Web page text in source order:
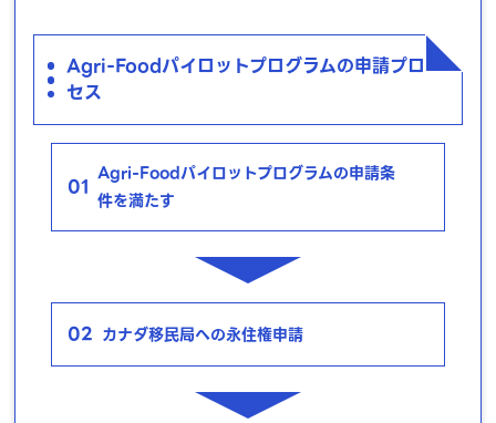
Agri-Foodパイロットプログラムの申請プロ
セス
01 Agri-Foodパイロットプログラムの申請条
件を満たす
02 カナダ移民局への永住権申請